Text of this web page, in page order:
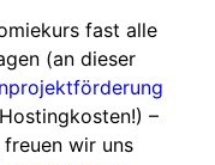
fast alle
(an dieser
–
wir uns